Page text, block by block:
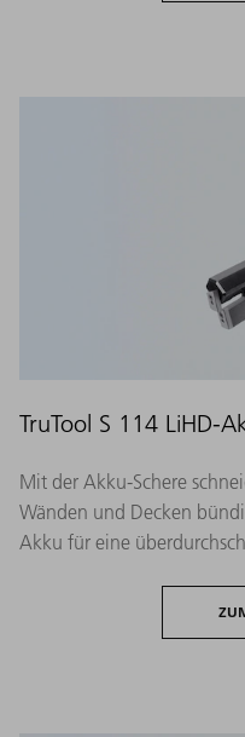
TruTool S 114 LiHD-
Mit der Akku-Schere
Wänden und Decken
Akku für eine